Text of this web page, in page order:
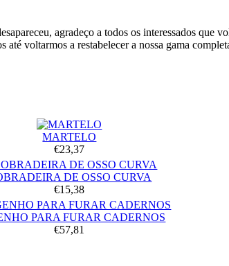
agradeço a todos os interessados que
voltarmos a restabelecer a nossa gama
MARTELO
€23,37
DE OSSO CURVA
€15,38
PARA FURAR CADERNOS
€57,81